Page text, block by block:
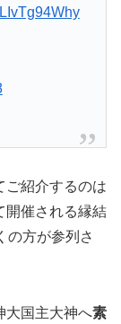
ご紹介するのは
開催される縁結
の方が参列さ
大国主大神へ素